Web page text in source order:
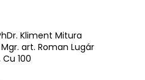
Kliment Mitura
art. Roman Lugár
100